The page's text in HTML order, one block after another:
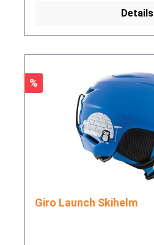
Details
Rabatt
%
Giro Launch Skihelm